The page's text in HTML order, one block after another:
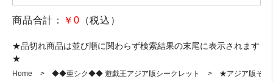
商品合計： ￥0 （税込）
★品切れ商品は並び順に関わらず検索結果の末尾に表示されます
★
Home ◆◆亜シク◆◆ 遊戯王アジア版シークレット ★アジア版そ